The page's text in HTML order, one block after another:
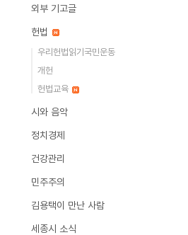
외부 기고글
헌법
우리헌법읽기국민운동
개헌
헌법교육
시와 음악
정치경제
건강관리
민주주의
김용택이 만난 사람
세종시 소식